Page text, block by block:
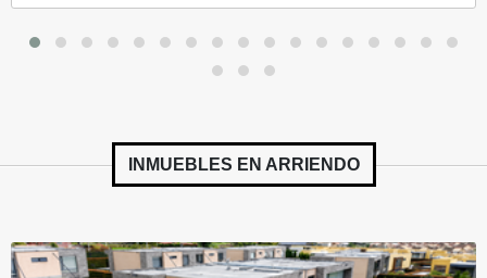
INMUEBLES EN ARRIENDO